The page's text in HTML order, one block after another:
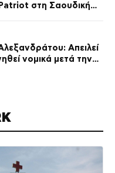
στη Σαουδική
Απειλεί
νομικά μετά την